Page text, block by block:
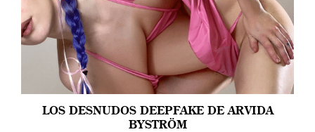
LOS DESNUDOS DEEPFAKE DE ARVIDA
BYSTRÖM